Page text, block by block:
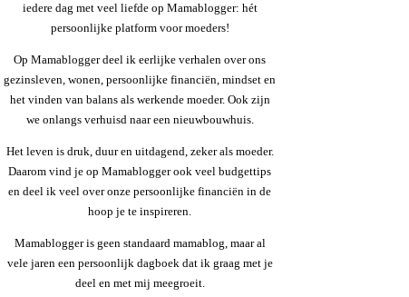
iedere dag met veel liefde op Mamablogger: hét
persoonlijke platform voor moeders!
Op Mamablogger deel ik eerlijke verhalen over ons
gezinsleven, wonen, persoonlijke financiën, mindset en
het vinden van balans als werkende moeder. Ook zijn
we onlangs verhuisd naar een nieuwbouwhuis.
Het leven is druk, duur en uitdagend, zeker als moeder.
Daarom vind je op Mamablogger ook veel budgettips
en deel ik veel over onze persoonlijke financiën in de
hoop je te inspireren.
Mamablogger is geen standaard mamablog, maar al
vele jaren een persoonlijk dagboek dat ik graag met je
deel en met mij meegroeit.